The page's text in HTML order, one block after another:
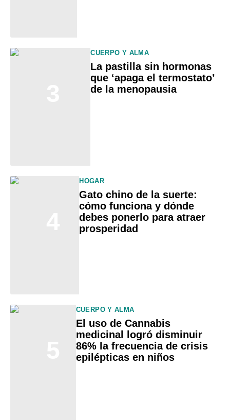
CUERPO Y ALMA
La pastilla sin hormonas
que ‘apaga el termostato’
de la menopausia
HOGAR
Gato chino de la suerte:
cómo funciona y dónde
debes ponerlo para atraer
prosperidad
CUERPO Y ALMA
El uso de Cannabis
medicinal logró disminuir
86% la frecuencia de crisis
epilépticas en niños